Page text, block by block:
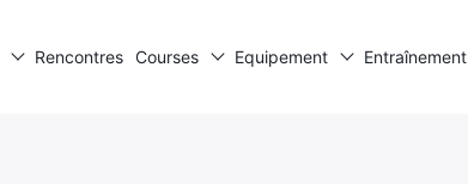
Rencontres Courses Equipement Entraînement